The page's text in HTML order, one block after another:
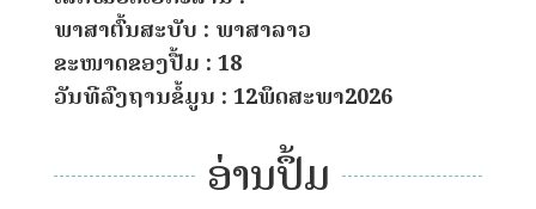
ພາສາຕົ້ນສະບັບ : ພາສາລາວ
ຂະໜາດຂອງປື້ມ : 18
ວັນທີລົງຖານຂໍ້ມູນ : 12ພຶດສະພາ2026
ອ່ານປຶ້ມ